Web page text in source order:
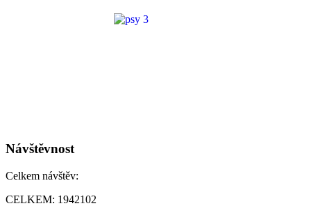
Návštěvnost
Celkem návštěv:
CELKEM: 1942102